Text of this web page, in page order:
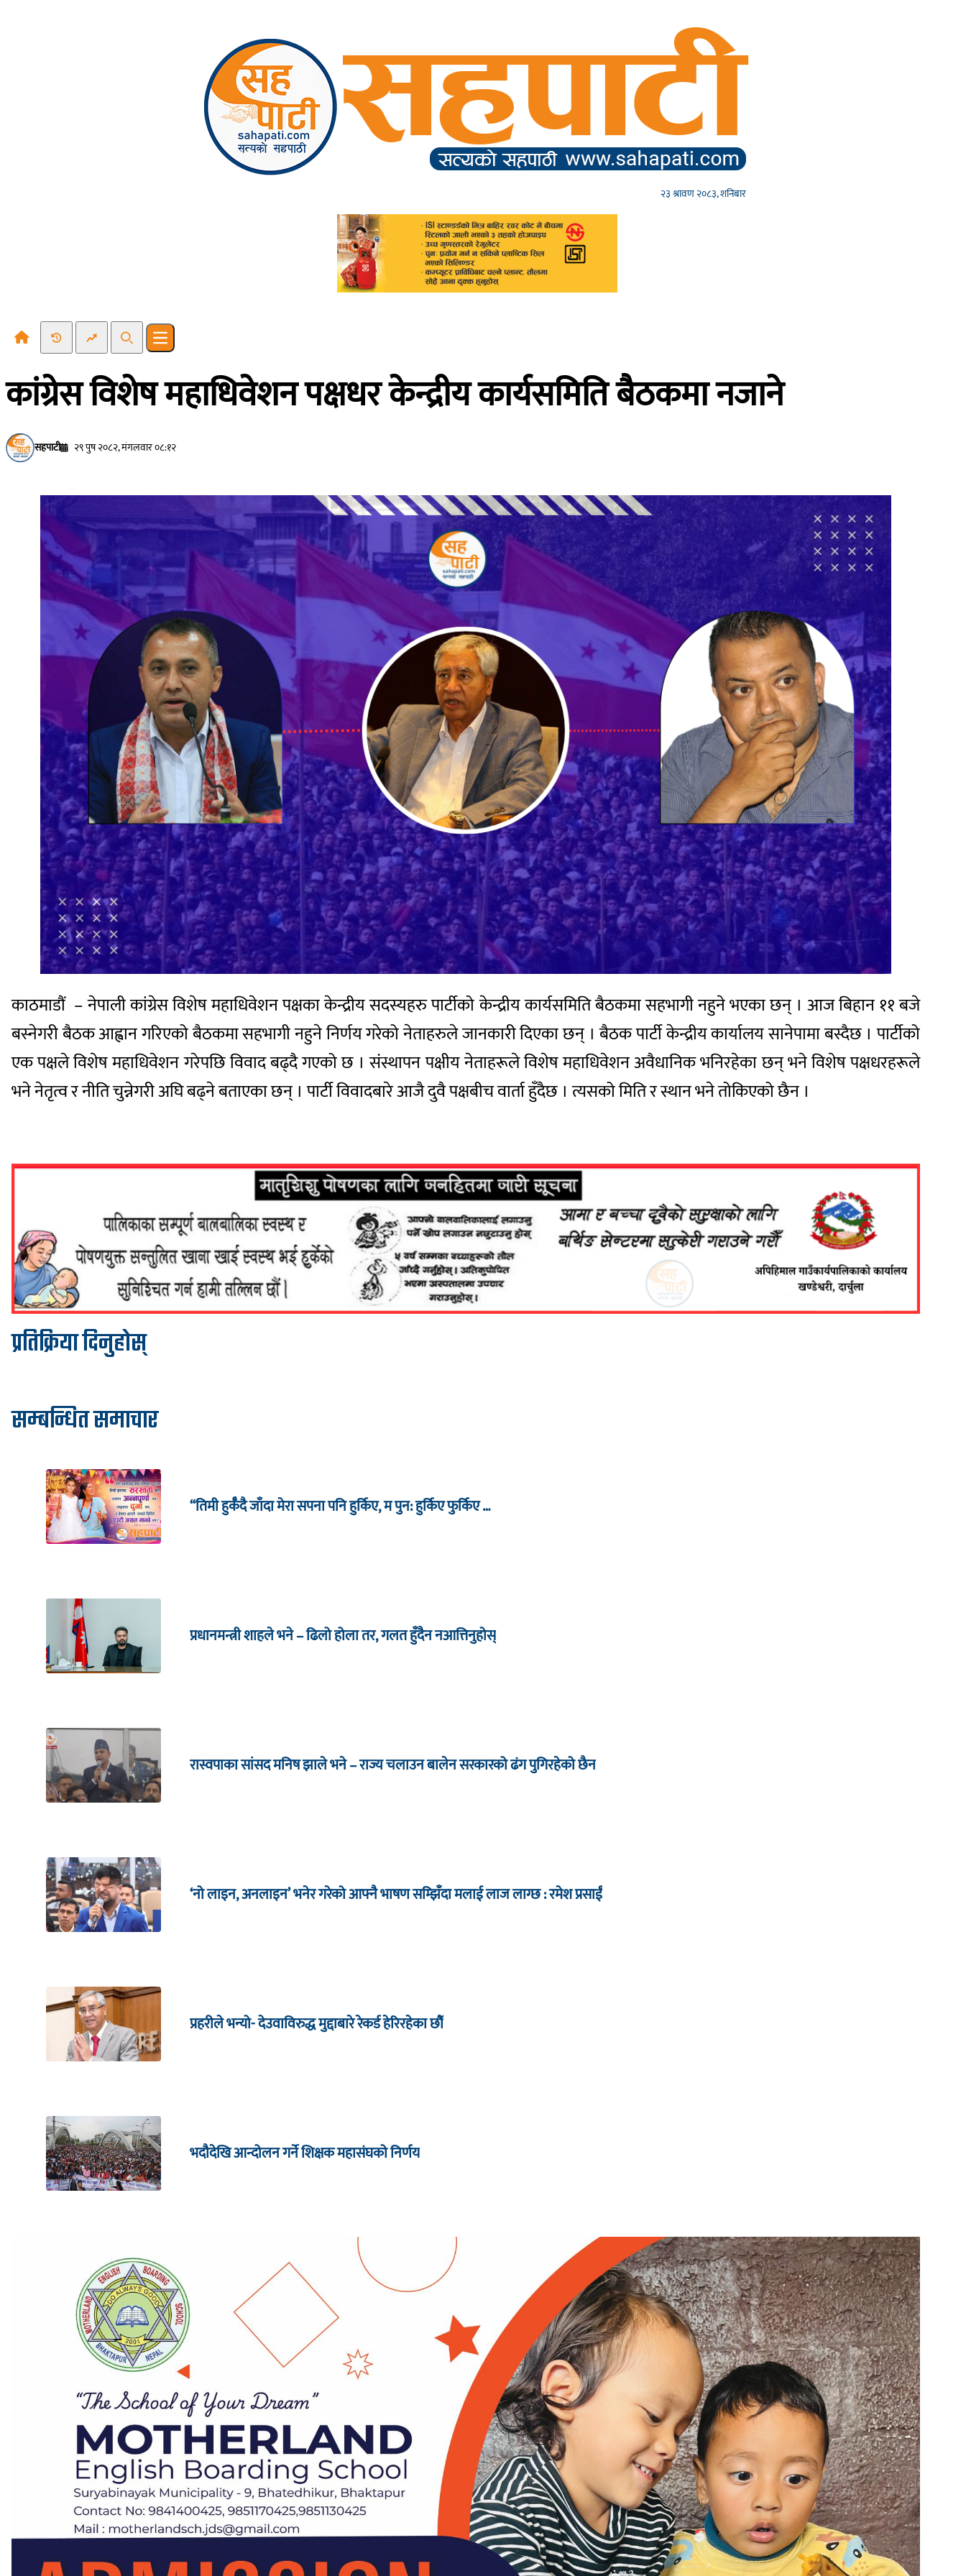
२३ श्रावण २०८३, शनिबार
Recent NewsTrending News
SearchOpen main menu
कांग्रेस विशेष महाधिवेशन पक्षधर केन्द्रीय कार्यसमिति बैठकमा नजाने
सहपाटी २९ पुष २०८२, मंगलवार ०८:१२
काठमाडौं – नेपाली कांग्रेस विशेष महाधिवेशन पक्षका केन्द्रीय सदस्यहरु पार्टीको केन्द्रीय कार्यसमिति बैठकमा सहभागी नहुने भएका छन् । आज बिहान ११ बजे
बस्नेगरी बैठक आह्वान गरिएको बैठकमा सहभागी नहुने निर्णय गरेको नेताहरुले जानकारी दिएका छन् । बैठक पार्टी केन्द्रीय कार्यालय सानेपामा बस्दैछ । पार्टीको
एक पक्षले विशेष महाधिवेशन गरेपछि विवाद बढ्दै गएको छ । संस्थापन पक्षीय नेताहरूले विशेष महाधिवेशन अवैधानिक भनिरहेका छन् भने विशेष पक्षधरहरूले
भने नेतृत्व र नीति चुन्नेगरी अघि बढ्ने बताएका छन् । पार्टी विवादबारे आजै दुवै पक्षबीच वार्ता हुँदैछ । त्यसको मिति र स्थान भने तोकिएको छैन ।
प्रतिक्रिया दिनुहोस्
सम्बन्धित समाचार
“तिमी हुर्कँदै जाँदा मेरा सपना पनि हुर्किए, म पुन: हुर्किए फुर्किए …
प्रधानमन्त्री शाहले भने – ढिलो होला तर, गलत हुँदैन नआत्तिनुहोस्
रास्वपाका सांसद मनिष झाले भने – राज्य चलाउन बालेन सरकारको ढंग पुगिरहेको छैन
‘नो लाइन, अनलाइन’ भनेर गरेको आफ्नै भाषण सम्झिँदा मलाई लाज लाग्छ : रमेश प्रसाईं
प्रहरीले भन्यो- देउवाविरुद्ध मुद्दाबारे रेकर्ड हेरिरहेका छौँ
भदौदेखि आन्दोलन गर्ने शिक्षक महासंघको निर्णय